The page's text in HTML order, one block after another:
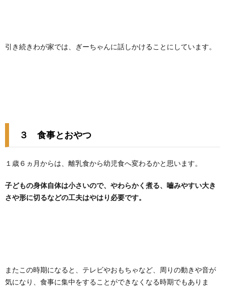
引き続きわが家では、ぎーちゃんに話しかけることにしています。
３ 食事とおやつ
１歳６ヵ月からは、離乳食から幼児食へ変わるかと思います。
子どもの身体自体は小さいので、やわらかく煮る、嚙みやすい大き
さや形に切るなどの工夫はやはり必要です。
またこの時期になると、テレビやおもちゃなど、周りの動きや音が
気になり、食事に集中をすることができなくなる時期でもありま